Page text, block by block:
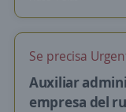
Se precisa
Auxiliar
empresa del